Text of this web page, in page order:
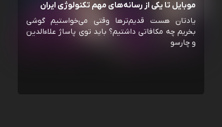
موبایل تا یکی از رسانه‌‌های مهم تکنولوژی ایران
یادتان هست قدیم‌ترها وقتی می‌خواستیم گوشی
بخریم چه مکافاتی داشتیم؟ باید توی پاساژ علاءالدین
و چارسو